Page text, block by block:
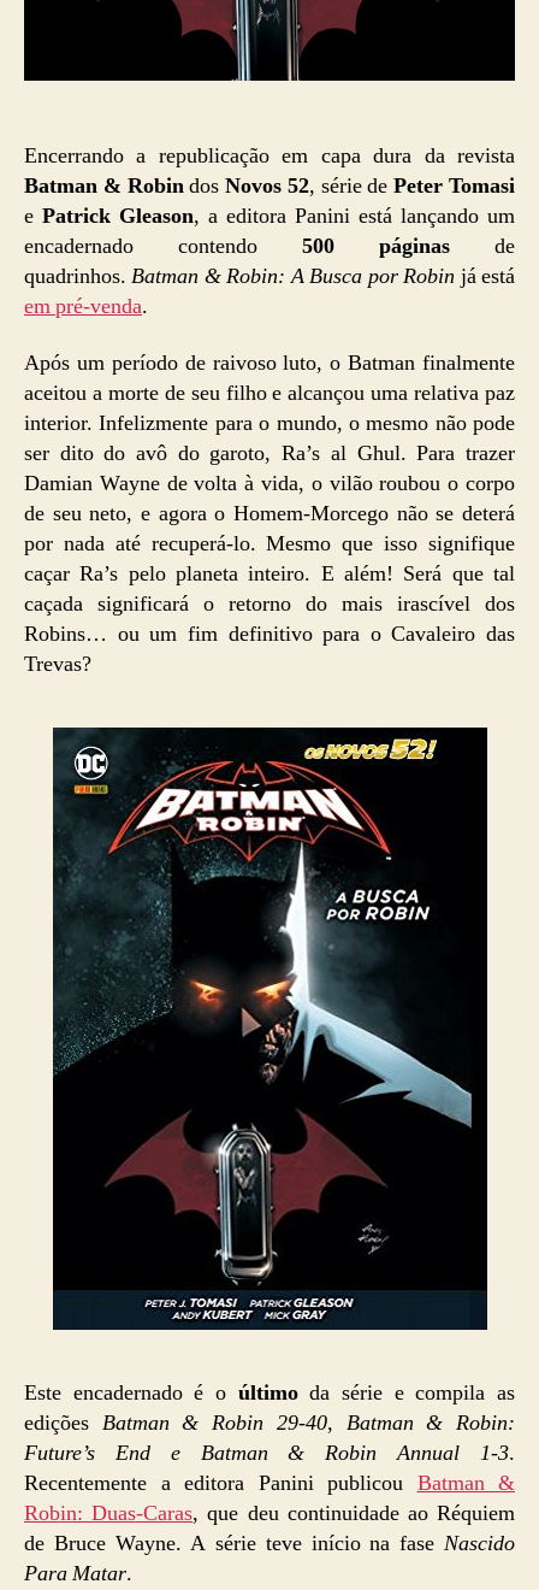
Encerrando a republicação em capa dura da revista
Batman & RobindosNovos 52, série dePeter Tomasi
e Patrick Gleason, a editora Panini está lançando um
encadernado contendo 500 páginas de
quadrinhos.Batman & Robin: A Busca por Robin já está
em pré-venda.
Após um período de raivoso luto, o Batman finalmente
aceitou a morte de seu filho e alcançou uma relativa paz
interior. Infelizmente para o mundo, o mesmo não pode
ser dito do avô do garoto, Ra’s al Ghul. Para trazer
Damian Wayne de volta à vida, o vilão roubou o corpo
de seu neto, e agora o Homem-Morcego não se deterá
por nada até recuperá-lo. Mesmo que isso signifique
caçar Ra’s pelo planeta inteiro. E além! Será que tal
caçada significará o retorno do mais irascível dos
Robins… ou um fim definitivo para o Cavaleiro das
Trevas?
Este encadernado é o últimoda série e compila as
edições Batman & Robin 29-40, Batman & Robin:
Future’s End e
Batman & Robin Annual 1-3.
Recentemente a editora Panini publicou Batman &
Robin: Duas-Caras, que deu continuidade ao Réquiem
de Bruce Wayne. A série teve início na fase Nascido
Para Matar.